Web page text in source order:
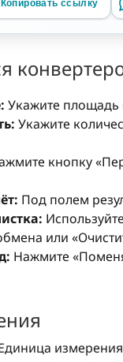
Копировать ссылку
Укажите площадь
Укажите
кнопку
Под полем
или
Нажмите